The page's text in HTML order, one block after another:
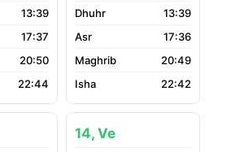
13:39
17:37
20:50
22:44
13:39
17:36
20:49
22:42
14, Ve